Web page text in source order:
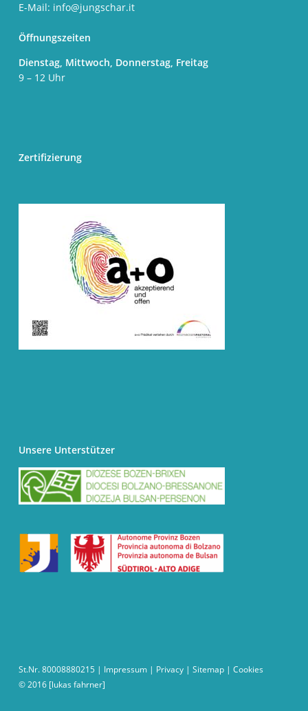
E-Mail: info@jungschar.it
Öffnungszeiten
Dienstag, Mittwoch, Donnerstag, Freitag
9 – 12 Uhr
Zertifizierung
Unsere Unterstützer
St.Nr. 80008880215 | Impressum| Privacy| Sitemap| Cookies
© 2016 [lukas fahrner]